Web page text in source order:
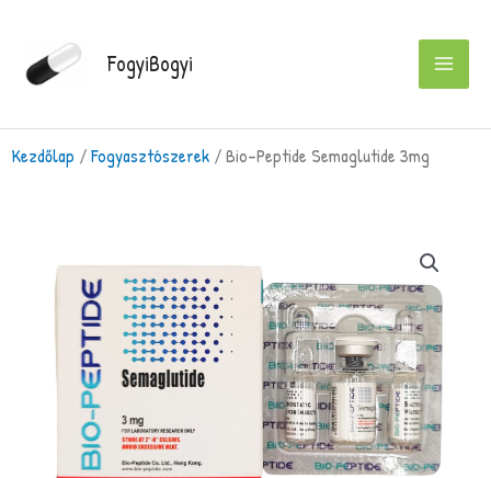
content
FogyiBogyi
Kezdőlap /Fogyasztószerek / Bio-Peptide Semaglutide 3mg